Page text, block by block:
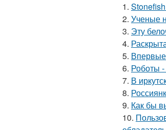
1.
2. Ученые
3. Эту
4.
5.
6. Роботы
7. В
8.
9. Как бы
10.